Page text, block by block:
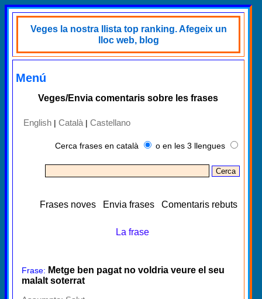
Veges la nostra llista top ranking. Afegeix un
lloc web, blog
Menú
Veges/Envia comentaris sobre les frases
English | Català | Castellano
Cerca frases en català o en les 3 llengues
Frases noves Envia frases Comentaris rebuts
La frase
Frase: Metge ben pagat no voldria veure el seu
malalt soterrat